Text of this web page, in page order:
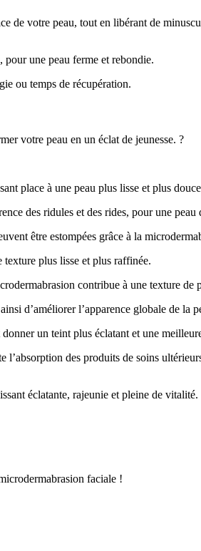
de votre peau, tout en libérant de
une peau ferme et rebondie.
ou temps de récupération.
votre peau en un éclat de jeunesse. ?
place à une peau plus lisse et plus
des ridules et des rides, pour une peau
être estompées grâce à la
texture plus lisse et plus raffinée.
contribue à une texture de
d’améliorer l’apparence globale de la
un teint plus éclatant et une
des produits de soins
éclatante, rajeunie et pleine de vitalité.
faciale !